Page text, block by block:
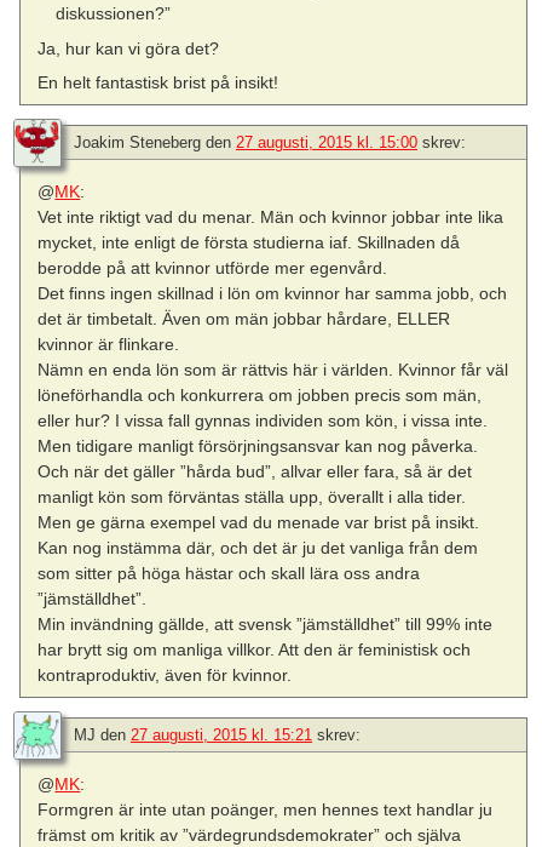
diskussionen?”
Ja, hur kan vi göra det?
En helt fantastisk brist på insikt!
Joakim Steneberg den 27 augusti, 2015 kl. 15:00 skrev:
@MK:
Vet inte riktigt vad du menar. Män och kvinnor jobbar inte lika
mycket, inte enligt de första studierna iaf. Skillnaden då
berodde på att kvinnor utförde mer egenvård.
Det finns ingen skillnad i lön om kvinnor har samma jobb, och
det är timbetalt. Även om män jobbar hårdare, ELLER
kvinnor är flinkare.
Nämn en enda lön som är rättvis här i världen. Kvinnor får väl
löneförhandla och konkurrera om jobben precis som män,
eller hur? I vissa fall gynnas individen som kön, i vissa inte.
Men tidigare manligt försörjningsansvar kan nog påverka.
Och när det gäller ”hårda bud”, allvar eller fara, så är det
manligt kön som förväntas ställa upp, överallt i alla tider.
Men ge gärna exempel vad du menade var brist på insikt.
Kan nog instämma där, och det är ju det vanliga från dem
som sitter på höga hästar och skall lära oss andra
”jämställdhet”.
Min invändning gällde, att svensk ”jämställdhet” till 99% inte
har brytt sig om manliga villkor. Att den är feministisk och
kontraproduktiv, även för kvinnor.
MJ den 27 augusti, 2015 kl. 15:21 skrev:
@MK:
Formgren är inte utan poänger, men hennes text handlar ju
främst om kritik av ”värdegrundsdemokrater” och själva